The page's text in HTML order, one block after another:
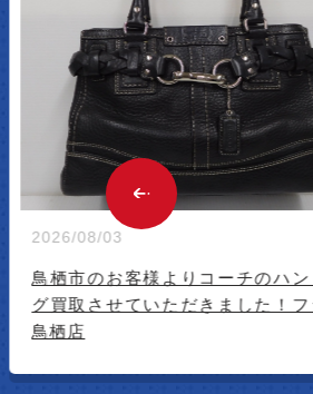
ハンドバッ
！フライズ
2026/08/01
古賀市のお客
布を買取させ